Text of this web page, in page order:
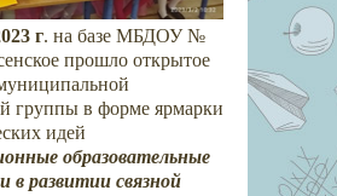
г. на базе МБДОУ №
прошло открытое
группы в форме ярмарки
идей
образовательные
в развитии связной